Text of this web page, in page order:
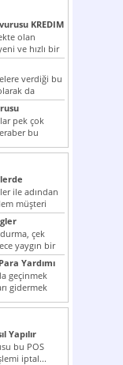
KREDIM
olan
ve hızlı bir
verdiği bu
da
pek çok
bu
ile adından
müşteri
çek
yaygın bir
Yardımı
geçinmek
gidermek
Yapılır
bu POS
iptal...